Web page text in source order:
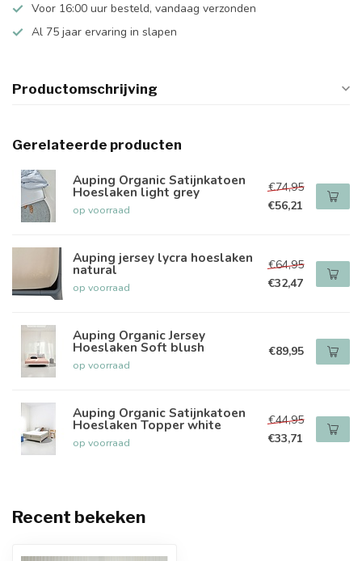
Voor 16:00 uur besteld, vandaag verzonden
Al 75 jaar ervaring in slapen
Productomschrijving
Gerelateerde producten
Auping Organic Satijnkatoen
Hoeslaken light grey
op voorraad
€74,95
€56,21
Auping jersey lycra hoeslaken
natural
op voorraad
€64,95
€32,47
Auping Organic Jersey
Hoeslaken Soft blush
op voorraad
€89,95
Auping Organic Satijnkatoen
Hoeslaken Topper white
op voorraad
€44,95
€33,71
Recent bekeken